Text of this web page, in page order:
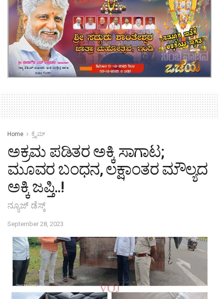
Home ಕ್ರೈಮ್‌
ಅಕ್ರಮ ಪಡಿತರ ಅಕ್ಕಿ ಸಾಗಾಟ;
ಮೂವರ ಬಂಧನ, ಲಕ್ಷಾಂತರ ಮೌಲ್ಯದ
ಅಕ್ಕಿ ಜಪ್ತಿ..!
ನ್ಯೂಜ್ ಡೆಸ್ಕ್
September 28, 2023